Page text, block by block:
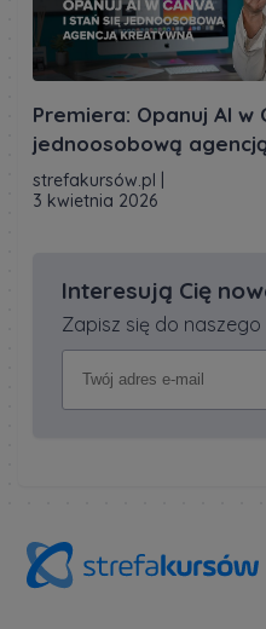
Premiera: Opanuj AI w
jednoosobową
strefakursów.pl
3 kwietnia 2026
Interesują Cię
Zapisz się do